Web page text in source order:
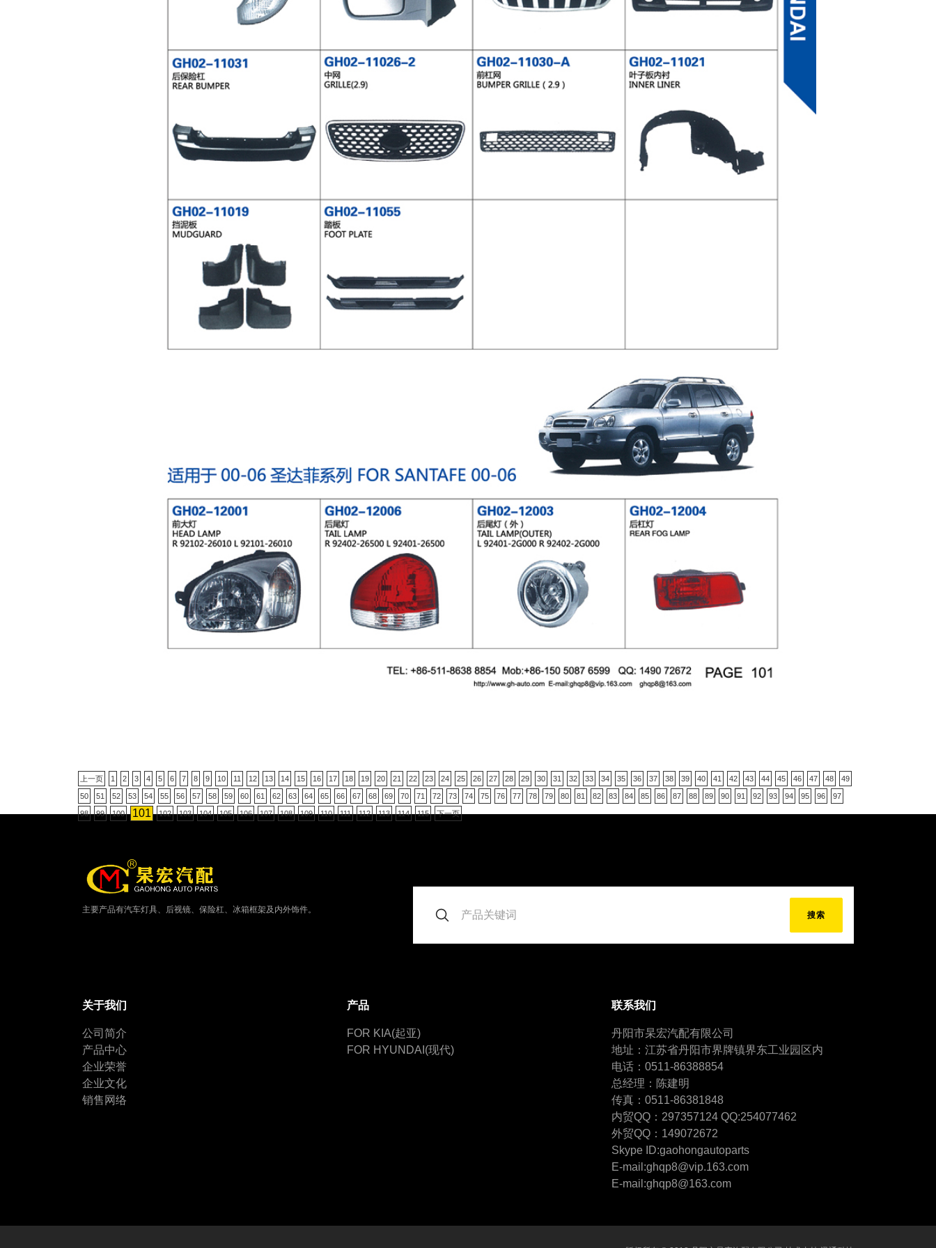
上一页 1 2 3 4 5 6 7 8 9 10 11 12 13 14 15 16 17 18 19 20 21 22 23 24 25 26 27 28 29 30 31 32 33 34 35 36 37 38 39 40 41 42 43 44 45 46 47 48 49
50 51 52 53 54 55 56 57 58 59 60 61 62 63 64 65 66 67 68 69 70 71 72 73 74 75 76 77 78 79 80 81 82 83 84 85 86 87 88 89 90 91 92 93 94 95 96 97
98 99 100 101 102 103 104 105 106 107 108 109 110 111 112 113 114 115 下一页
主要产品有汽车灯具、后视镜、保险杠、冰箱框架及内外饰件。
搜索
关于我们
公司简介
产品中心
企业荣誉
企业文化
销售网络
产品
FOR KIA(起亚)
FOR HYUNDAI(现代)
联系我们
丹阳市杲宏汽配有限公司
地址：江苏省丹阳市界牌镇界东工业园区内
电话：0511-86388854
总经理：陈建明
传真：0511-86381848
内贸QQ：297357124 QQ:254077462
外贸QQ：149072672
Skype ID:gaohongautoparts
E-mail:ghqp8@vip.163.com
E-mail:ghqp8@163.com